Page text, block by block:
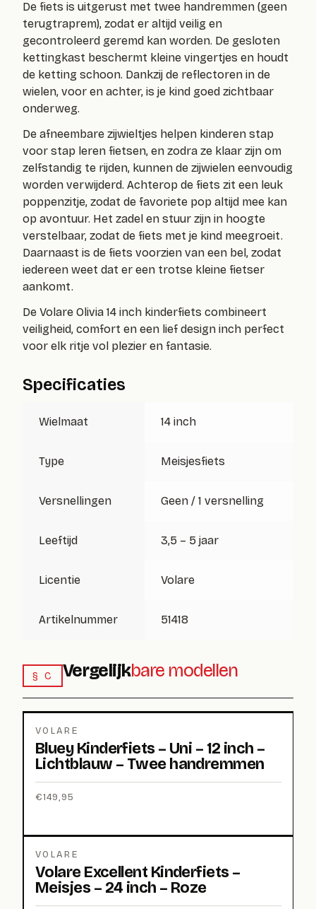
De fiets is uitgerust met twee handremmen (geen
terugtraprem), zodat er altijd veilig en
gecontroleerd geremd kan worden. De gesloten
kettingkast beschermt kleine vingertjes en houdt
de ketting schoon. Dankzij de reflectoren in de
wielen, voor en achter, is je kind goed zichtbaar
onderweg.
De afneembare zijwieltjes helpen kinderen stap
voor stap leren fietsen, en zodra ze klaar zijn om
zelfstandig te rijden, kunnen de zijwielen eenvoudig
worden verwijderd. Achterop de fiets zit een leuk
poppenzitje, zodat de favoriete pop altijd mee kan
op avontuur. Het zadel en stuur zijn in hoogte
verstelbaar, zodat de fiets met je kind meegroeit.
Daarnaast is de fiets voorzien van een bel, zodat
iedereen weet dat er een trotse kleine fietser
aankomt.
De Volare Olivia 14 inch kinderfiets combineert
veiligheid, comfort en een lief design inch perfect
voor elk ritje vol plezier en fantasie.
Specificaties
Wielmaat 14 inch
Type Meisjesfiets
Versnellingen Geen / 1 versnelling
Leeftijd 3,5 – 5 jaar
Licentie Volare
Artikelnummer 51418
§ C Vergelijkbare modellen
VOLARE
Bluey Kinderfiets – Uni – 12 inch –
Lichtblauw – Twee handremmen
€149,95
VOLARE
Volare Excellent Kinderfiets –
Meisjes – 24 inch – Roze